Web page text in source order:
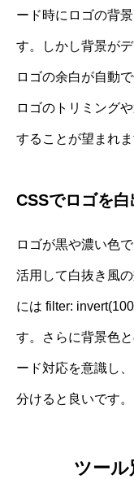
ード時にロゴの背
す。しかし背景が
ロゴの余白が自動
ロゴのトリミング
することが望まれま
CSSでロゴを
ロゴが黒や濃い色
活用して白抜き風
には filter:
す。さらに背景色
ード対応を意識し
分けると良いです。
ツール